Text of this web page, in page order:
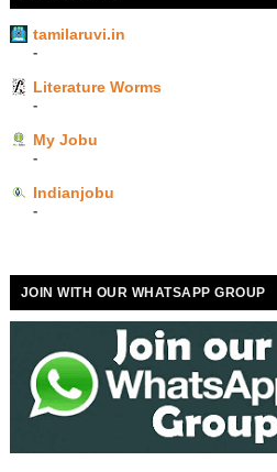
tamilaruvi.in
-
Literature Worms
-
My Jobu
-
Indianjobu
-
JOIN WITH OUR WHATSAPP GROUP